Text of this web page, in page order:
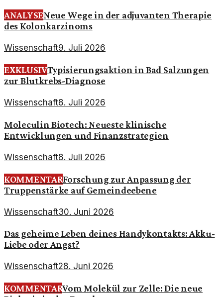
ANALYSENeue Wege in der adjuvanten Therapie
des Kolonkarzinoms
Wissenschaft9. Juli 2026
EXKLUSIVTypisierungsaktion in Bad Salzungen
zur Blutkrebs-Diagnose
Wissenschaft8. Juli 2026
Moleculin Biotech: Neueste klinische
Entwicklungen und Finanzstrategien
Wissenschaft8. Juli 2026
KOMMENTARForschung zur Anpassung der
Truppenstärke auf Gemeindeebene
Wissenschaft30. Juni 2026
Das geheime Leben deines Handykontakts: Akku-
Liebe oder Angst?
Wissenschaft28. Juni 2026
KOMMENTARVom Molekül zur Zelle: Die neue